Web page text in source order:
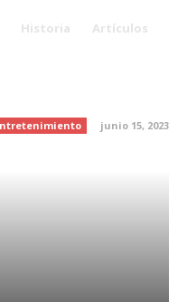
Historia Artículos
junio 15, 2023